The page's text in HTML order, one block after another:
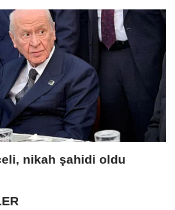
nikah şahidi oldu